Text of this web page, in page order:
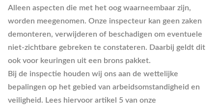
Alleen aspecten die met het oog waarneembaar zijn,
worden meegenomen. Onze inspecteur kan geen zaken
demonteren, verwijderen of beschadigen om eventuele
niet-zichtbare gebreken te constateren. Daarbij geldt dit
ook voor keuringen uit een brons pakket.
Bij de inspectie houden wij ons aan de wettelijke
bepalingen op het gebied van arbeidsomstandigheid en
veiligheid. Lees hiervoor artikel 5 van onze